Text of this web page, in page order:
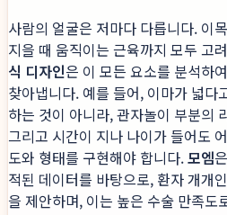
사람의 얼굴은 저마다 다릅니다. 이
지을 때 움직이는 근육까지 모두 고
식 디자인은 이 모든 요소를 분석하
찾아냅니다. 예를 들어, 이마가 넓다
하는 것이 아니라, 관자놀이 부분의
그리고 시간이 지나 나이가 들어도
도와 형태를 구현해야 합니다.모엠
적된 데이터를 바탕으로, 환자 개개
을 제안하며, 이는 높은 수술 만족도